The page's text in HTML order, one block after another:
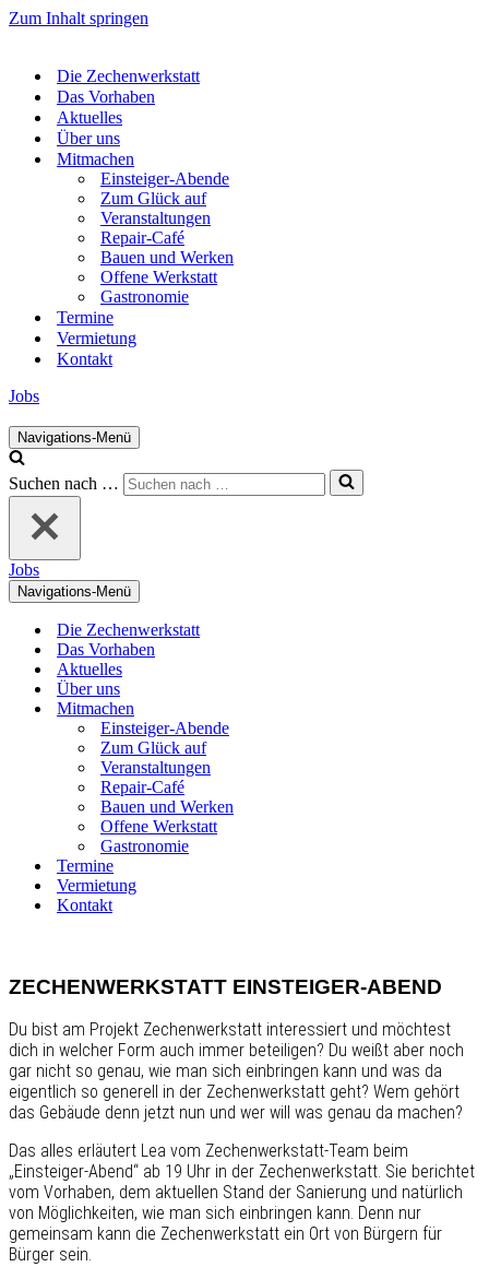
Zum Inhalt springen
Die Zechenwerkstatt
Das Vorhaben
Aktuelles
Über uns
Mitmachen
Einsteiger-Abende
Zum Glück auf
Veranstaltungen
Repair-Café
Bauen und Werken
Offene Werkstatt
Gastronomie
Termine
Vermietung
Kontakt
Jobs
Navigations-Menü
Suchen nach …
Jobs
Navigations-Menü
Die Zechenwerkstatt
Das Vorhaben
Aktuelles
Über uns
Mitmachen
Einsteiger-Abende
Zum Glück auf
Veranstaltungen
Repair-Café
Bauen und Werken
Offene Werkstatt
Gastronomie
Termine
Vermietung
Kontakt
ZECHENWERKSTATT EINSTEIGER-ABEND
Du bist am Projekt Zechenwerkstatt interessiert und möchtest
dich in welcher Form auch immer beteiligen? Du weißt aber noch
gar nicht so genau, wie man sich einbringen kann und was da
eigentlich so generell in der Zechenwerkstatt geht? Wem gehört
das Gebäude denn jetzt nun und wer will was genau da machen?
Das alles erläutert Lea vom Zechenwerkstatt-Team beim
„Einsteiger-Abend“ ab 19 Uhr in der Zechenwerkstatt. Sie berichtet
vom Vorhaben, dem aktuellen Stand der Sanierung und natürlich
von Möglichkeiten, wie man sich einbringen kann. Denn nur
gemeinsam kann die Zechenwerkstatt ein Ort von Bürgern für
Bürger sein.